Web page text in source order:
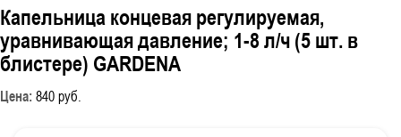
Капельница концевая регулируемая,
уравнивающая давление; 1-8 л/ч (5 шт. в
блистере) GARDENA
Цена: 840руб.